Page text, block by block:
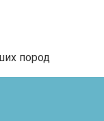
пород